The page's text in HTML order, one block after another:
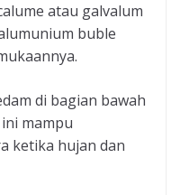
atau galvalum
buble
di bagian bawah
mampu
ketika hujan dan